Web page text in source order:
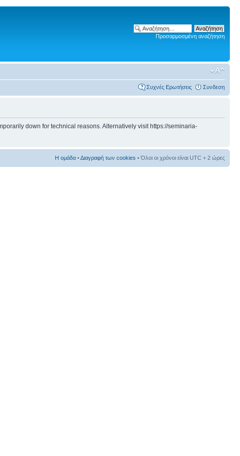
Προσαρμοσμένη αναζήτηση
Συχνές Ερωτήσεις Συνδεση
down for technical reasons. Alternatively visit https://seminaria-
Η ομάδα •Διαγραφή των cookies • Όλοι οι χρόνοι είναι UTC + 2 ώρες